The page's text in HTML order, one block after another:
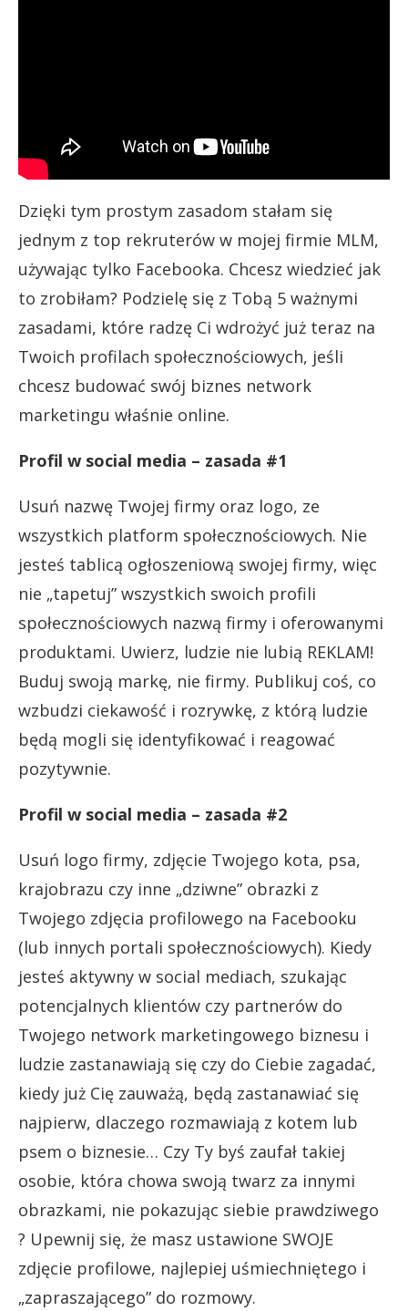
Dzięki tym prostym zasadom stałam się
jednym z top rekruterów w mojej firmie MLM,
używając tylko Facebooka. Chcesz wiedzieć jak
to zrobiłam? Podzielę się z Tobą 5 ważnymi
zasadami, które radzę Ci wdrożyć już teraz na
Twoich profilach społecznościowych, jeśli
chcesz budować swój biznes network
marketingu właśnie online.
Profil w social media – zasada #1
Usuń nazwę Twojej firmy oraz logo, ze
wszystkich platform społecznościowych. Nie
jesteś tablicą ogłoszeniową swojej firmy, więc
nie „tapetuj” wszystkich swoich profili
społecznościowych nazwą firmy i oferowanymi
produktami. Uwierz, ludzie nie lubią REKLAM!
Buduj swoją markę, nie firmy. Publikuj coś, co
wzbudzi ciekawość i rozrywkę, z którą ludzie
będą mogli się identyfikować i reagować
pozytywnie.
Profil w social media – zasada #2
Usuń logo firmy, zdjęcie Twojego kota, psa,
krajobrazu czy inne „dziwne” obrazki z
Twojego zdjęcia profilowego na Facebooku
(lub innych portali społecznościowych). Kiedy
jesteś aktywny w social mediach, szukając
potencjalnych klientów czy partnerów do
Twojego network marketingowego biznesu i
ludzie zastanawiają się czy do Ciebie zagadać,
kiedy już Cię zauważą, będą zastanawiać się
najpierw, dlaczego rozmawiają z kotem lub
psem o biznesie… Czy Ty byś zaufał takiej
osobie, która chowa swoją twarz za innymi
obrazkami, nie pokazując siebie prawdziwego
? Upewnij się, że masz ustawione SWOJE
zdjęcie profilowe, najlepiej uśmiechniętego i
„zapraszającego” do rozmowy.